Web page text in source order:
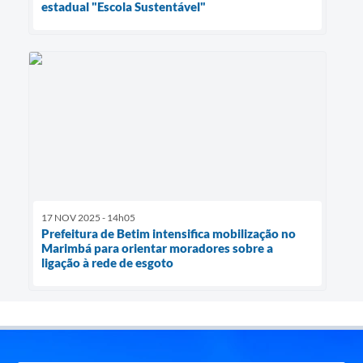
estadual "Escola Sustentável"
17 NOV 2025 - 14h05
Prefeitura de Betim intensifica mobilização no
Marimbá para orientar moradores sobre a
ligação à rede de esgoto